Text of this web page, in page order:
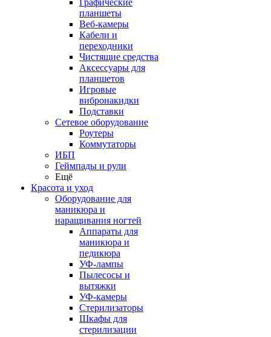
Графические
планшеты
Веб-камеры
Кабели и
переходники
Чистящие средства
Аксессуары для
планшетов
Игровые
вибронакидки
Подставки
Сетевое оборудование
Роутеры
Коммутаторы
ИБП
Геймпады и рули
Ещё
Красота и уход
Оборудование для
маникюра и
наращивания ногтей
Аппараты для
маникюра и
педикюра
УФ-лампы
Пылесосы и
вытяжки
УФ-камеры
Стерилизаторы
Шкафы для
стерилизации